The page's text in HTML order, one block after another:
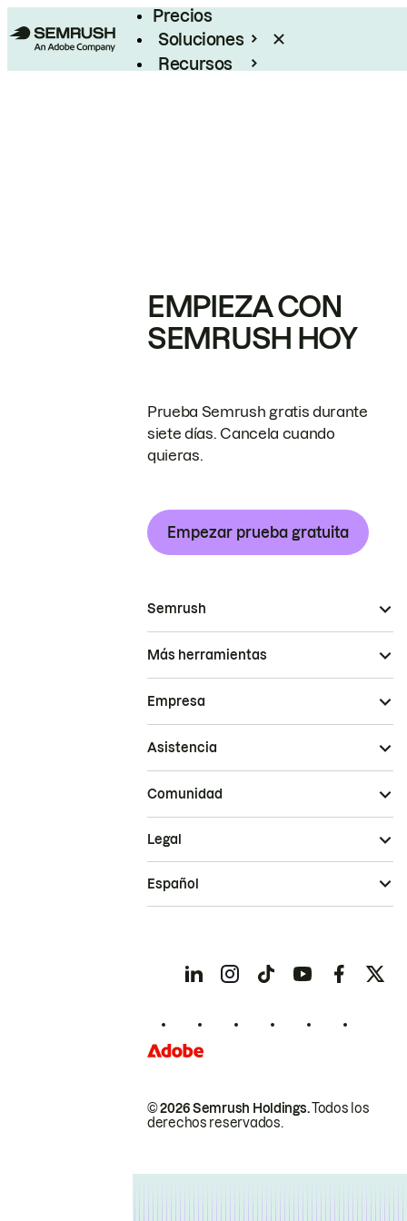
Precios
Soluciones
Recursos
EMPIEZA CON
SEMRUSH HOY
Prueba Semrush gratis durante
siete días. Cancela cuando
quieras.
Empezar prueba gratuita
Semrush
Más herramientas
Empresa
Asistencia
Comunidad
© 2026 Semrush Holdings.Todos los
derechos reservados.
Legal
Español